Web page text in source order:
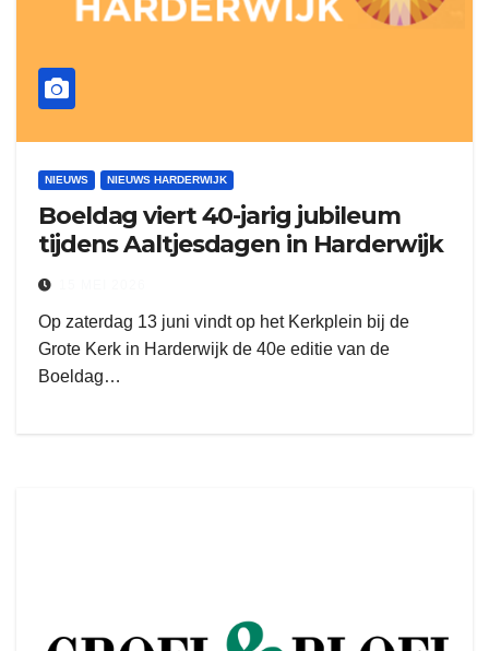
NIEUWS NIEUWS HARDERWIJK
Boeldag viert 40-jarig jubileum
tijdens Aaltjesdagen in Harderwijk
Op zaterdag 13 juni vindt op het Kerkplein bij de
Grote Kerk in Harderwijk de 40e editie van de
Boeldag…